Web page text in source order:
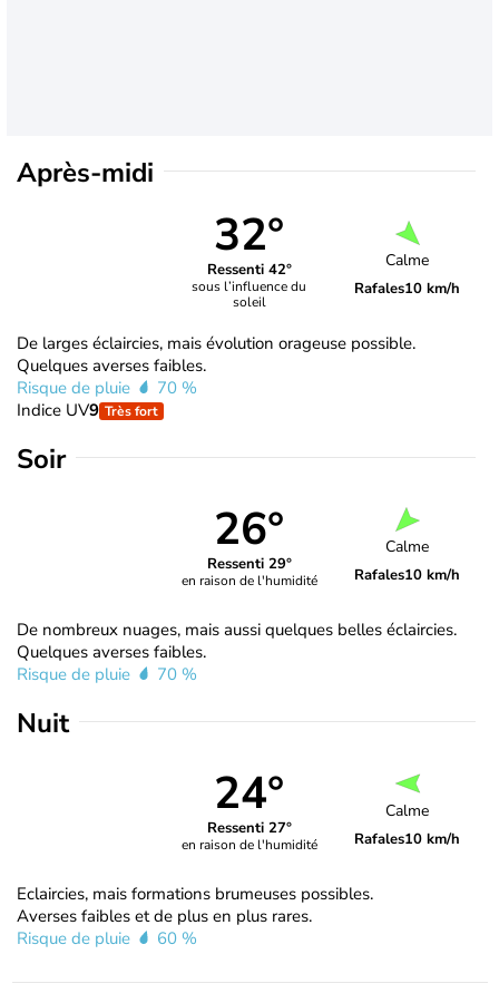
Après-midi
32°
Ressenti 42°
sous l’influence du
soleil
Calme
Rafales10 km/h
De larges éclaircies, mais évolution orageuse possible.
Quelques averses faibles.
Risque de pluie
70 %
Indice UV9 Très fort
Soir
26°
Ressenti 29°
en raison de l'humidité
Calme
Rafales10 km/h
De nombreux nuages, mais aussi quelques belles éclaircies.
Quelques averses faibles.
Risque de pluie
70 %
Nuit
24°
Ressenti 27°
en raison de l'humidité
Calme
Rafales10 km/h
Eclaircies, mais formations brumeuses possibles.
Averses faibles et de plus en plus rares.
Risque de pluie
60 %